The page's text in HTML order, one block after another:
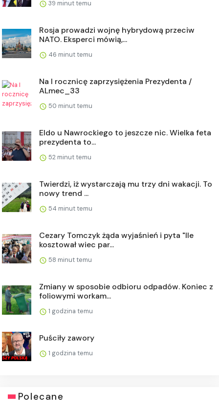
39 minut temu
Rosja prowadzi wojnę hybrydową przeciw
NATO. Eksperci mówią,...
46 minut temu
Na I rocznicę zaprzysiężenia Prezydenta /
ALmec_33
50 minut temu
Eldo u Nawrockiego to jeszcze nic. Wielka feta
prezydenta to...
52 minut temu
Twierdzi, iż wystarczają mu trzy dni wakacji. To
nowy trend ...
54 minut temu
Cezary Tomczyk żąda wyjaśnień i pyta "Ile
kosztował wiec par...
58 minut temu
Zmiany w sposobie odbioru odpadów. Koniec z
foliowymi workam...
1 godzina temu
Puściły zawory
1 godzina temu
Polecane